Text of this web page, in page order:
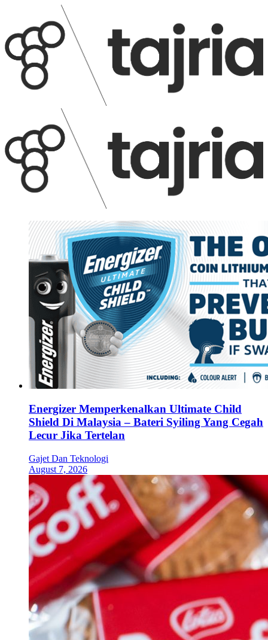
Energizer Memperkenalkan Ultimate Child
Shield Di Malaysia – Bateri Syiling Yang Cegah
Lecur Jika Tertelan
Gajet Dan Teknologi
August 7, 2026